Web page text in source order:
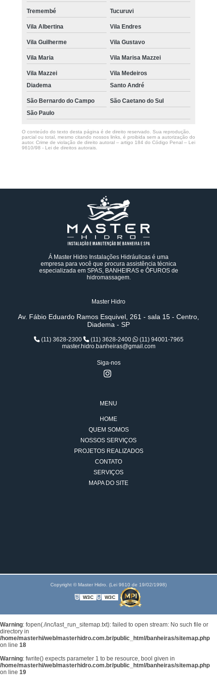
Tremembé Tucuruvi
Vila Albertina Vila Endres
Vila Guilherme Vila Gustavo
Vila Maria Vila Marisa Mazzei
Vila Mazzei
Vila Medeiros
Diadema
Santo André
São Bernardo do Campo
São Caetano do Sul
São Paulo
O conteúdo do texto desta página é de direito reservado. Sua reprodução,
parcial ou total, mesmo citando nossos links, é proibida sem a autorização do
autor. Crime de violação de direito autoral – artigo 184 do Código Penal – Lei
9610/98 - Lei de direitos autorais.
Á Master Hidro Instalações Hidráulicas é uma
empresa para você que procura assistência técnica
especializada em SPAS, BANHEIRAS e ÔFUROS de
hidromassagem.
Master Hidro
Av. Fábio Eduardo Ramos Esquivel, 261 - sala 15 - Centro,
Diadema - SP
(11) 3628-2300 (11) 3628-2400
(11) 94001-7965
master.hidro.banheiras@gmail.com
Siga-nos
MENU
HOME
QUEM SOMOS
NOSSOS SERVIÇOS
PROJETOS REALIZADOS
CONTATO
SERVIÇOS
MAPA DO SITE
Copyright © Master Hidro. (Lei 9610 de 19/02/1998)
W3C W3C
Warning: fopen(./inc/last_run_sitemap.txt): failed to open stream: No such file or
directory in
/home/masterhi/web/masterhidro.com.br/public_html/banheiras/sitemap.php
on line 18
Warning: fwrite() expects parameter 1 to be resource, bool given in
/home/masterhi/web/masterhidro.com.br/public_html/banheiras/sitemap.php
on line 19